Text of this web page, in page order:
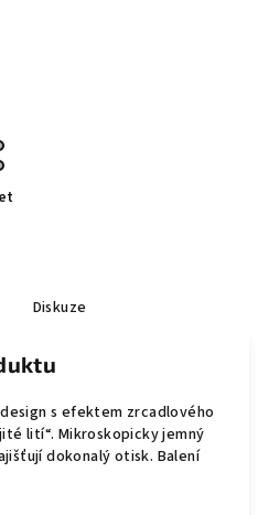
Diskuze
s efektem zrcadlového
lití“. Mikroskopicky jemný
dokonalý otisk. Balení